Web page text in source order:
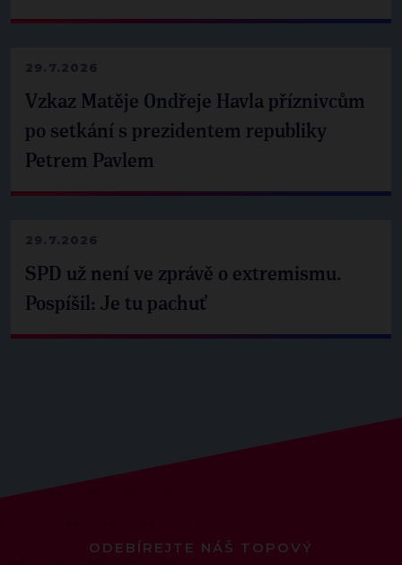
29.7.2026
Vzkaz Matěje Ondřeje Havla příznivcům
po setkání s prezidentem republiky
Petrem Pavlem
29.7.2026
SPD už není ve zprávě o extremismu.
Pospíšil: Je tu pachuť
ODEBÍREJTE NÁŠ TOPOVÝ